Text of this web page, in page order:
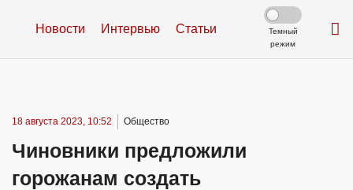
Новости Интервью Статьи
Темный
режим
18 августа 2023, 10:52 Общество
Чиновники предложили
горожанам создать